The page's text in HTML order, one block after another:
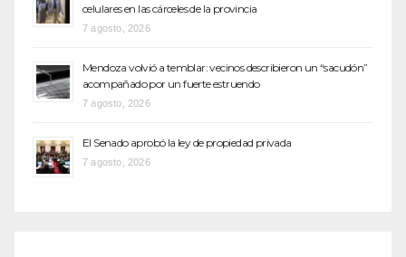
celulares en las cárceles de la provincia
7 agosto, 2026
Mendoza volvió a temblar: vecinos describieron un “sacudón”
acompañado por un fuerte estruendo
7 agosto, 2026
El Senado aprobó la ley de propiedad privada
7 agosto, 2026